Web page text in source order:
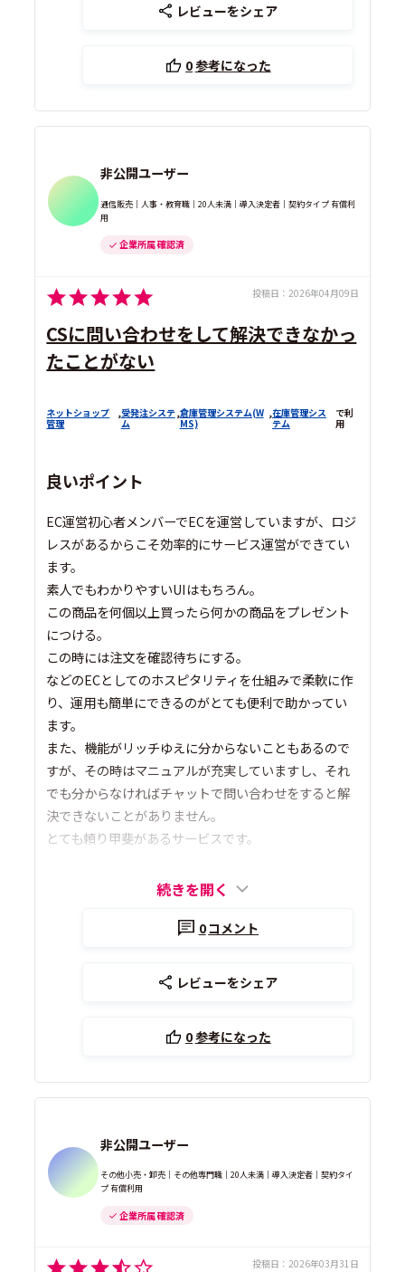
レビューをシェア
0参考になった
非公開ユーザー
通信販売｜人事・教育職｜20人未満｜導入決定者｜契約タイプ 有償利
用
企業所属 確認済
投稿日： 2026年04月09日
CSに問い合わせをして解決できなかっ
たことがない
ネットショップ
管理
,受発注システ
ム
,倉庫管理システム(W
MS)
,在庫管理シス
テム
で利
用
良いポイント
EC運営初心者メンバーでECを運営していますが、ロジ
レスがあるからこそ効率的にサービス運営ができてい
ます。
素人でもわかりやすいUIはもちろん。
この商品を何個以上買ったら何かの商品をプレゼント
につける。
この時には注文を確認待ちにする。
などのECとしてのホスピタリティを仕組みで柔軟に作
り、運用も簡単にできるのがとても便利で助かってい
ます。
また、機能がリッチゆえに分からないこともあるので
すが、その時はマニュアルが充実していますし、それ
でも分からなければチャットで問い合わせをすると解
決できないことがありません。
とても頼り甲斐があるサービスです。
続きを開く
0コメント
レビューをシェア
0参考になった
非公開ユーザー
その他小売・卸売｜その他専門職｜20人未満｜導入決定者｜契約タイ
プ 有償利用
企業所属 確認済
投稿日： 2026年03月31日